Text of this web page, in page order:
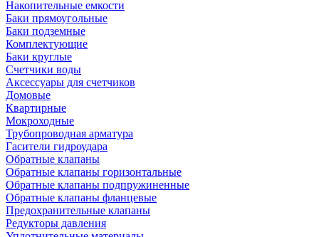
Накопительные емкости
Баки прямоугольные
Баки подземные
Комплектующие
Баки круглые
Счетчики воды
Аксессуары для счетчиков
Домовые
Квартирные
Мокроходные
Трубопроводная арматура
Гасители гидроудара
Обратные клапаны
Обратные клапаны горизонтальные
Обратные клапаны подпружиненные
Обратные клапаны фланцевые
Предохранительные клапаны
Редукторы давления